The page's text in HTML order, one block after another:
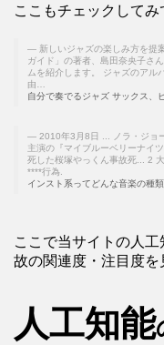
ここもチェックしてみ
新しいジャズの楽しみ方を提
ガイド」の著者、島田奈央子さ
ムを紹介します。 ジャズのアル
由…
自分で奏でるジャズ サックス、
2010年3月8日 ... ノラ・ジョ
主演の『マイブルーベリーナイ
死した桜塚やっくん事故死... 2
****行為.
インスト系ってどんな音楽の種
ここで当サイトの人
故の関連度・注目度を
人工知能